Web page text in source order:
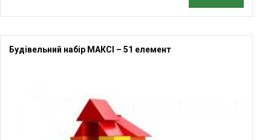
Будівельний набір МАКСІ – 51 елемент